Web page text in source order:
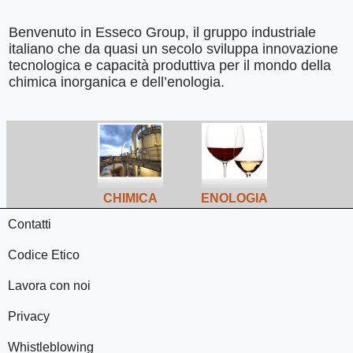
Benvenuto in Esseco Group, il gruppo industriale
italiano che da quasi un secolo sviluppa innovazione
tecnologica e capacità produttiva per il mondo della
chimica inorganica e dell’enologia.
CHIMICA
ENOLOGIA
Contatti
Codice Etico
Lavora con noi
Privacy
Whistleblowing